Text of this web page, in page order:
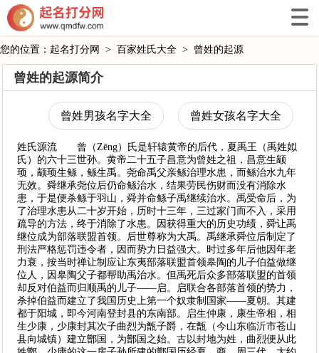
您的位置： 起名打分网 > 百家姓氏大全 > 曾姓的起源
曾姓的起源简介
曾姓男孩名字大全 曾姓女孩名字大全
姓氏源流 曾（Zēng）氏是轩辕黄帝的后代，夏禹王（禹姓姒
氏）的六十三世孙。黄帝二十五子昌意为曾姓之祖，昌意生颛
顼，颛顼生鲧，鲧生禹。尧命禹父亲鲧治理水患，而鲧治水九年
无效。舜继承尧位后仍命鲧治水，结果劳民伤财而没有消除水
患，于是便杀鲧于羽山，舜并命鲧子禹继续治水。禹受命后，为
了治理水患从二十岁开始，历时十三年，三过家门而不入，采用
疏导的方法，终于消除了水患。因获得重大的历史功绩，舜让禹
继位成为部落联盟首领。后世尊称为大禹。禹继承舜位后制定了
刑法严格惩罚违令者，因而势力日益强大。时过多年后他因年老
力衰，按当时禅让制应让东夷部落联盟首领皋陶的儿子伯益做继
位人，因皋陶父子都帮助禹治水。但禹死后众多部落联盟的首领
却反对伯益而归顺禹的儿子——启。启联合各部落首领的势力，
杀掉伯益而建立了我国历史上第一个奴隶制国家——夏朝。其建
都于阳城，即今河南登封县的东南部。启生仲康，康生帝相，相
生少康，少康封其次子曲烈为甑子爵，在甑（今山东临沂市苍山
县向城镇）建立鄫国，为鄫国之始。古以封地为姓，曲烈便从此